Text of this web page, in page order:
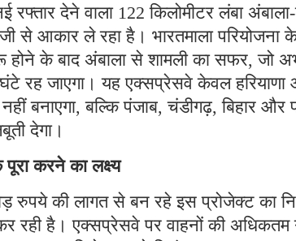
रफ्तार देने वाला 122 किलोमीटर लंबा
से आकार ले रहा है। भारतमाला
के बाद अंबाला से शामली का सफर, जो
रह जाएगा। यह एक्सप्रेसवे केवल हरियाणा
बनाएगा, बल्कि पंजाब, चंडीगढ़, बिहार और
देगा।
करने का लक्ष्य
रुपये की लागत से बन रहे इस प्रोजेक्ट का
रही है। एक्सप्रेसवे पर वाहनों की अधिकतम